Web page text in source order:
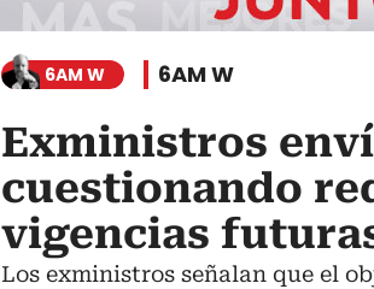
6AM W 6AM W
Exministros
cuestionando
vigencias
Los exministros señalan que el